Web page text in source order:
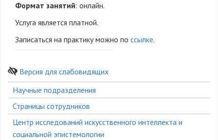
Формат занятий: онлайн.
Услуга является платной.
Записаться на практику можно по ссылке.
Версия для слабовидящих
Боковое
меню
Научные подразделения
Страницы сотрудников
Центр исследований искусственного интеллекта и
социальной эпистемологии